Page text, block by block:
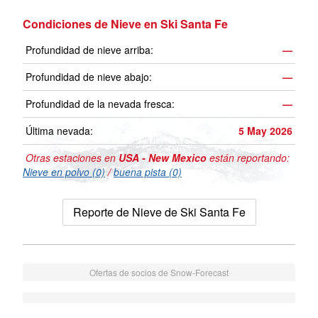
Condiciones de Nieve en Ski Santa Fe
Profundidad de nieve arriba:
—
Profundidad de nieve abajo:
—
Profundidad de la nevada fresca:
—
Última nevada:
5 May 2026
Otras estaciones enUSA - New Mexico están reportando:
Nieve en polvo (0)/buena pista (0)
Reporte de Nieve de Ski Santa Fe
Ofertas de socios de Snow-Forecast